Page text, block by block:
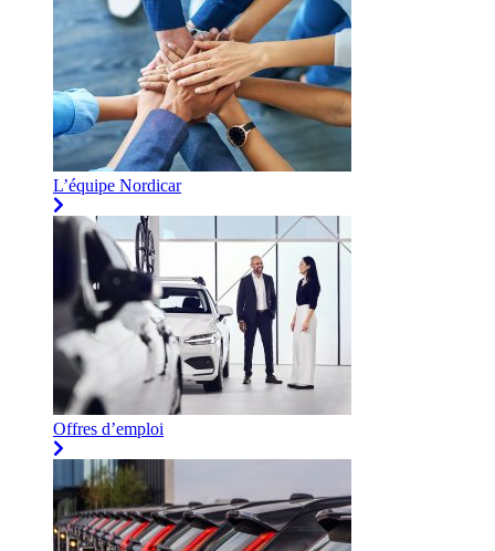
L’équipe Nordicar
Offres d’emploi